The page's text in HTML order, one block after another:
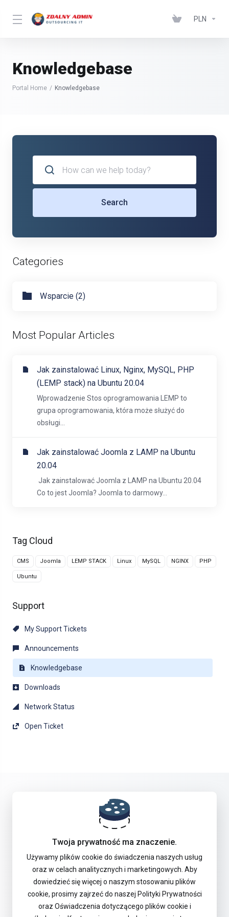
PLN
Knowledgebase
Portal Home Knowledgebase
Tag Cloud
CMS Joomla LEMP STACK Linux MySQL NGINX PHP
Ubuntu
Support
My Support Tickets
Announcements
Knowledgebase
Downloads
Network Status
Open Ticket
Search
Categories
Wsparcie (2)
Most Popular Articles
Jak zainstalować Linux, Nginx, MySQL, PHP
(LEMP stack) na Ubuntu 20.04
Wprowadzenie Stos oprogramowania LEMP to
grupa oprogramowania, która może służyć do
obsługi...
Jak zainstalować Joomla z LAMP na Ubuntu
20.04
Jak zainstalować Joomla z LAMP na Ubuntu 20.04
Co to jest Joomla? Joomla to darmowy...
Offer
Support
Twoja prywatność ma znaczenie.
Używamy plików cookie do świadczenia naszych usług
oraz w celach analitycznych i marketingowych. Aby
dowiedzieć się więcej o naszym stosowaniu plików
cookie, prosimy zajrzeć do naszej Polityki Prywatności
oraz Oświadczenia dotyczącego plików cookie i